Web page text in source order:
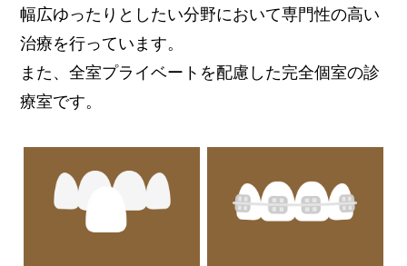
幅広ゆったりとしたい分野において専門性の高い
治療を行っています。
また、全室プライベートを配慮した完全個室の診
療室です。